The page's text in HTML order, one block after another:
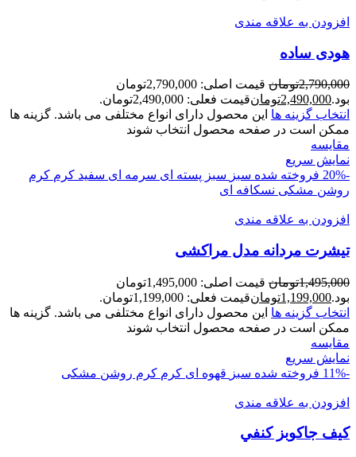
افزودن به علاقه مندی
هودی ساده
2,790,000تومان
قیمت اصلی: 2,790,000تومان
بود.2,490,000تومانقیمت فعلی: 2,490,000تومان.
انتخاب گزینه ها این محصول دارای انواع مختلفی می باشد. گزینه ها
ممکن است در صفحه محصول انتخاب شوند
مقايسه
نمایش سریع
-20%
فروخته شده سبز سبز پسته ای سرمه ای سفید کرم کرم
روشن مشکی نسکافه ای
افزودن به علاقه مندی
تيشرت مردانه مدل مراکشی
1,495,000تومان
قیمت اصلی: 1,495,000تومان
بود.1,199,000تومانقیمت فعلی: 1,199,000تومان.
انتخاب گزینه ها این محصول دارای انواع مختلفی می باشد. گزینه ها
ممکن است در صفحه محصول انتخاب شوند
مقايسه
نمایش سریع
-11%
فروخته شده سبز قهوه ای کرم کرم روشن مشکی
افزودن به علاقه مندی
کیف جاکوبز کنفي